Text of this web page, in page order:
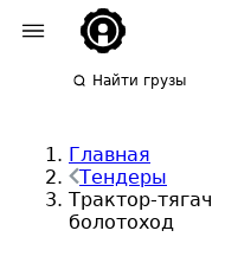
Найти грузы
Главная
Тендеры
Трактор-тягач
болотоход